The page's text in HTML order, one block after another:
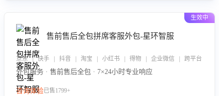
生效中
售前售后全包拼席客服外包-星环智服
京东 | 快手 | 抖音 | 淘宝 | 小红书 | 得物 | 企业微信 | 跨平台
外包服务 · 售前售后全包 · 7×24小时专业响应
咨询体验已售1799+